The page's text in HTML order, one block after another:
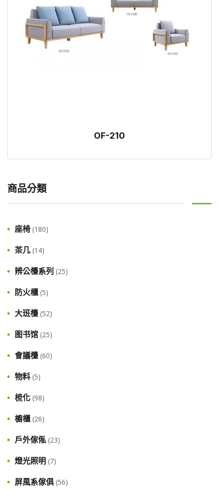
OF-210
商品分類
座椅 (180)
茶几 (14)
辨公檯系列 (25)
防火櫃 (5)
大班檯 (52)
图书馆 (25)
會議檯 (60)
物料 (5)
梳化 (98)
櫥櫃 (26)
戶外傢俬 (23)
燈光照明 (7)
屏風系傢俱 (56)